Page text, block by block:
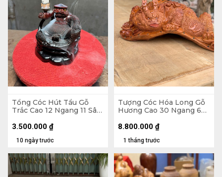
Tổng Cóc Hút Tẩu Gỗ
Trắc Cao 12 Ngang 11 Sâu
10 ngày trước
3.500.000 ₫
Tượng Cóc Hóa Long Gỗ
Hương Cao 30 Ngang 68
1 tháng trước
8.800.000 ₫